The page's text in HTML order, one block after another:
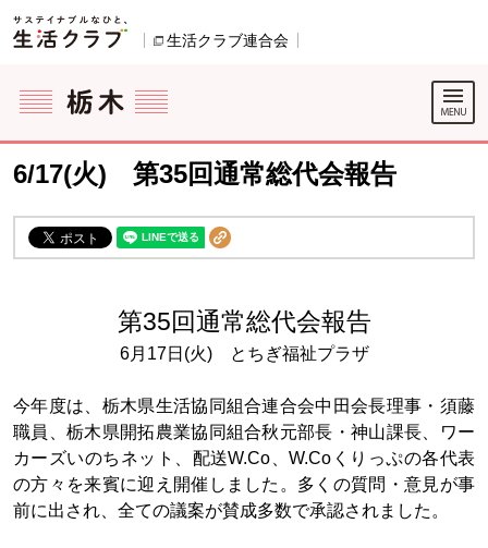
ページの先頭です。
生活クラブ連合会
ここからサイト内共通メニューです。
サイト内共通メニューをスキップする
サイト内共通メニューここまで。
6/17(火) 第35回通常総代会報告
第35回通常総代会報告
6月17日(火) とちぎ福祉プラザ
今年度は、栃木県生活協同組合連合会中田会長理事・須藤
職員、栃木県開拓農業協同組合秋元部長・神山課長、ワー
カーズいのちネット、配送W.Co、W.Coくりっぷの各代表
の方々を来賓に迎え開催しました。多くの質問・意見が事
前に出され、全ての議案が賛成多数で承認されました。